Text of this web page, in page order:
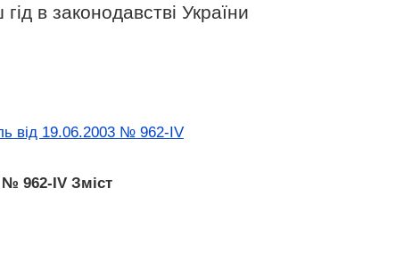
в законодавстві України
від 19.06.2003 № 962-IV
№ 962-IV Зміст